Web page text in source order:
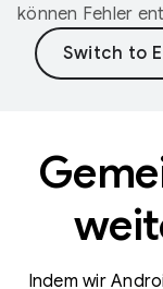
können Fehler
Indem wir